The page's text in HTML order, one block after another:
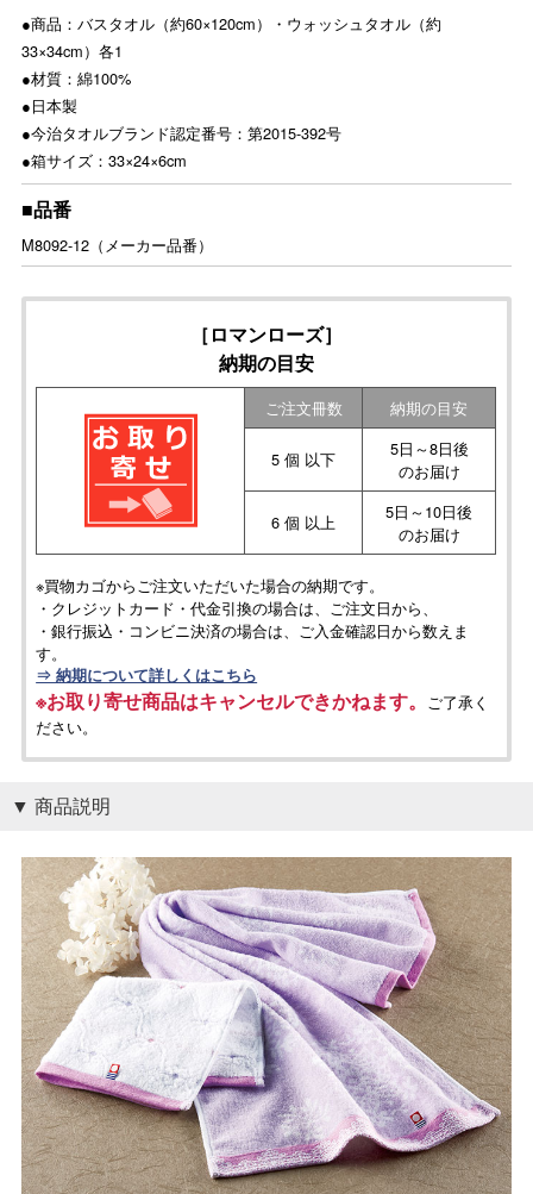
●商品：バスタオル（約60×120cm）・ウォッシュタオル（約
33×34cm）各1
●材質：綿100%
●日本製
●今治タオルブランド認定番号：第2015-392号
●箱サイズ：33×24×6cm
■品番
M8092-12（メーカー品番）
［ロマンローズ］
納期の目安
ご注文冊数 納期の目安
5 個 以下
5日～8日後
のお届け
6 個 以上
5日～10日後
のお届け
※買物カゴからご注文いただいた場合の納期です。
・クレジットカード・代金引換の場合は、ご注文日から、
・銀行振込・コンビニ決済の場合は、ご入金確認日から数えま
す。
⇒ 納期について詳しくはこちら
※お取り寄せ商品はキャンセルできかねます。
ご了承く
ださい。
商品説明